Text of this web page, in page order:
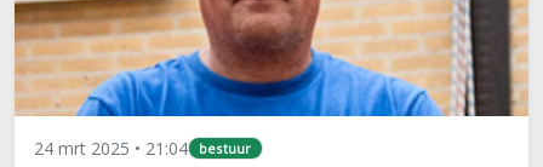
24 mrt 2025 • 21:04 bestuur